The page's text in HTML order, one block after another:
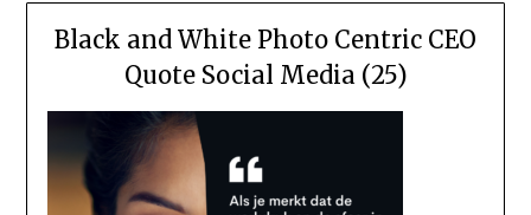
Black and White Photo Centric CEO
Quote Social Media (25)